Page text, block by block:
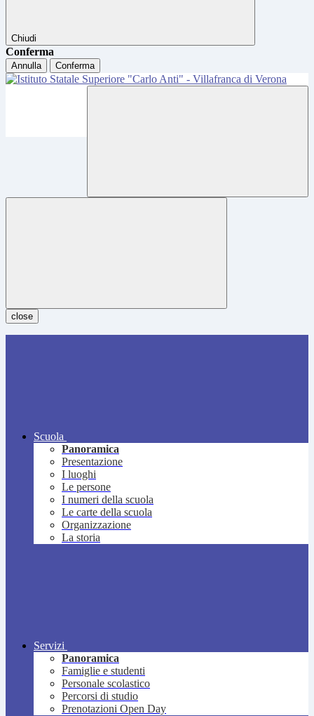
Chiudi
Conferma
Annulla Conferma
close
Scuola
Panoramica
Presentazione
I luoghi
Le persone
I numeri della scuola
Le carte della scuola
Organizzazione
La storia
Servizi
Panoramica
Famiglie e studenti
Personale scolastico
Percorsi di studio
Prenotazioni Open Day